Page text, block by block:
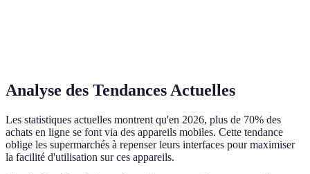
Analyse des Tendances Actuelles
Les statistiques actuelles montrent qu'en 2026, plus de 70% des
achats en ligne se font via des appareils mobiles. Cette tendance
oblige les supermarchés à repenser leurs interfaces pour maximiser
la facilité d'utilisation sur ces appareils.